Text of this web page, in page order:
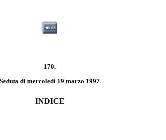
170.
Seduta di mercoledì 19 marzo 1997
INDICE